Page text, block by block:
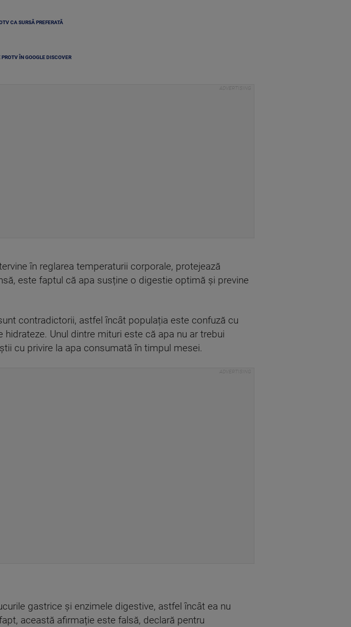
CA SURSĂ PREFERATĂ
ÎN GOOGLE DISCOVER
în reglarea temperaturii corporale, protejează
este faptul că apa susține o digestie optimă și previne
contradictorii, astfel încât populația este confuză cu
Unul dintre mituri este că apa nu ar trebui
cu privire la apa consumată în timpul mesei.
gastrice și enzimele digestive, astfel încât ea nu
această afirmație este falsă, declară pentru